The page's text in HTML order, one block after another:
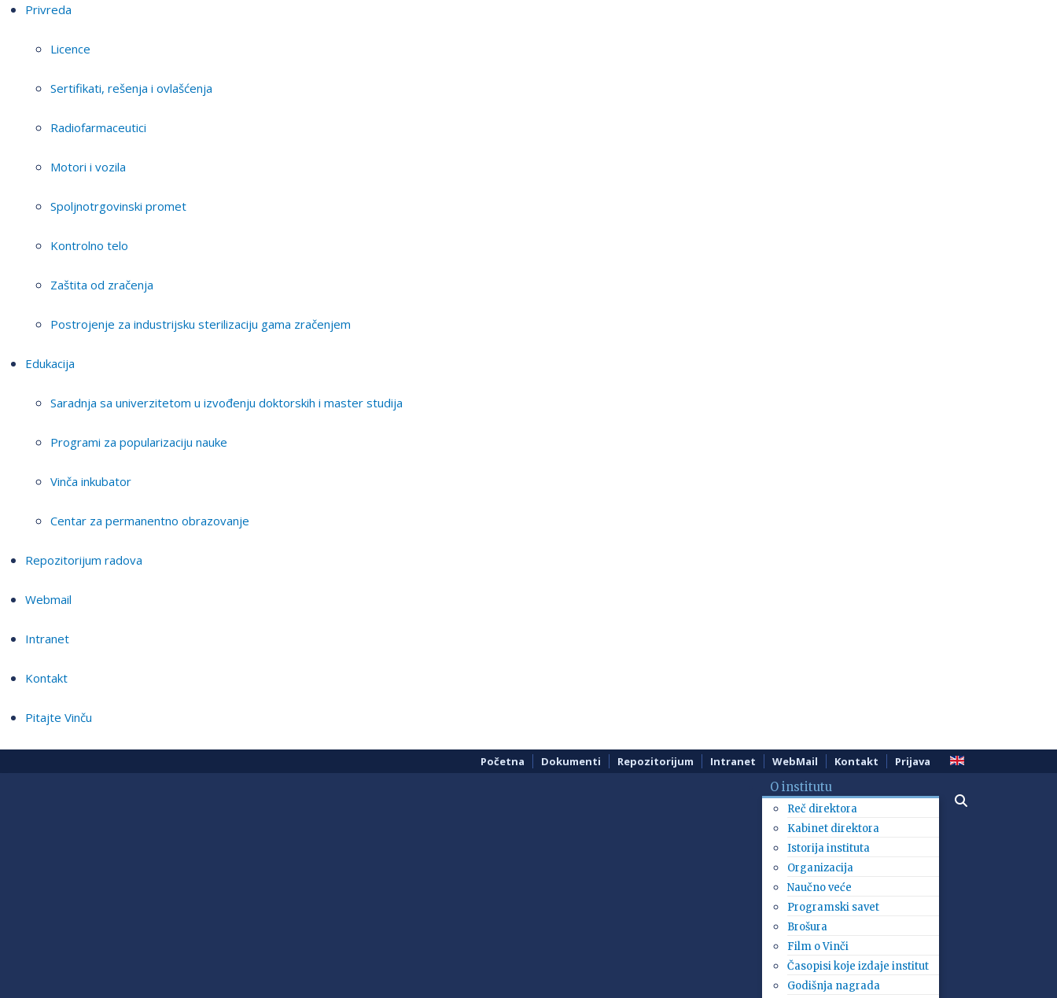
Privreda
Licence
Sertifikati, rešenja i ovlašćenja
Radiofarmaceutici
Motori i vozila
Spoljnotrgovinski promet
Kontrolno telo
Zaštita od zračenja
Postrojenje za industrijsku sterilizaciju gama zračenjem
Edukacija
Saradnja sa univerzitetom u izvođenju doktorskih i master studija
Programi za popularizaciju nauke
Vinča inkubator
Centar za permanentno obrazovanje
Repozitorijum radova
Webmail
Intranet
Kontakt
Pitajte Vinču
Početna Dokumenti Repozitorijum Intranet WebMail Kontakt Prijava
O institutu
Reč direktora
Kabinet direktora
Istorija instituta
Organizacija
Naučno veće
Programski savet
Brošura
Film o Vinči
Časopisi koje izdaje institut
Godišnja nagrada